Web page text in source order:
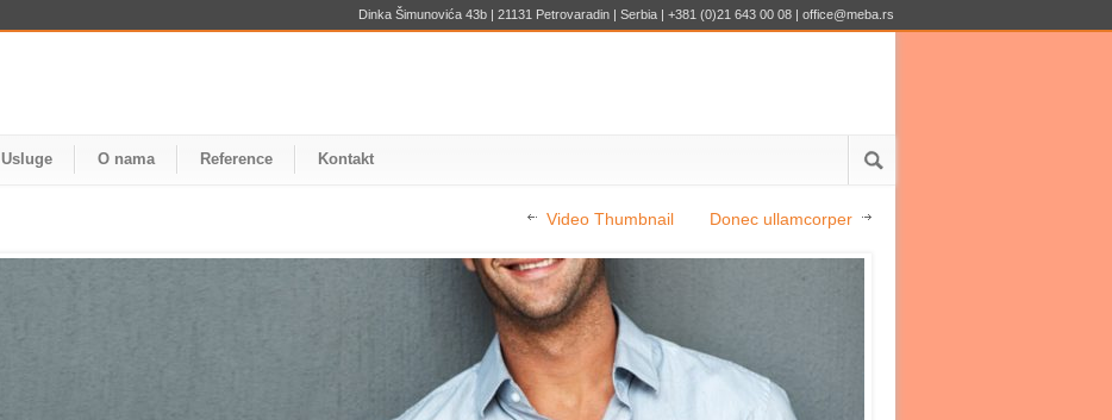
Dinka Šimunovića 43b | 21131 Petrovaradin | Serbia | +381 (0)21 643 00 08 | office@meba.rs
Usluge O nama Reference Kontakt
Video Thumbnail Donec ullamcorper